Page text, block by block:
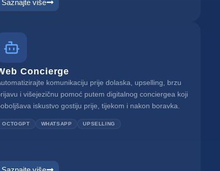
Saznajte više
Concierge
komunikaciju prije dolaska, upselling, brzu
i višejezičnu pomoć putem digitalnog conciergea koji
iskustvo gostiju prije, tijekom i nakon boravka.
OCTOGPT WHATSAPP UPSELLING